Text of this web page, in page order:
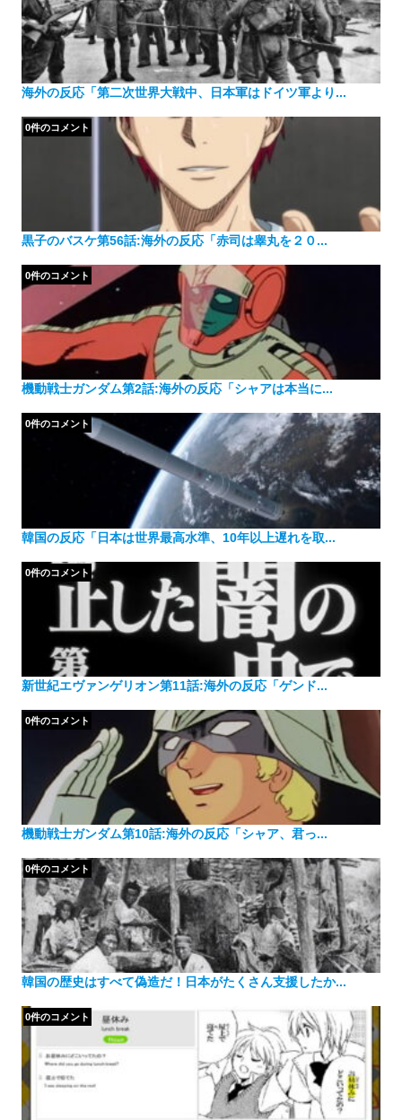
海外の反応「第二次世界大戦中、日本軍はドイツ軍より...
黒子のバスケ第56話:海外の反応「赤司は睾丸を２０...
0件のコメント
機動戦士ガンダム第2話:海外の反応「シャアは本当に...
0件のコメント
韓国の反応「日本は世界最高水準、10年以上遅れを取...
0件のコメント
新世紀エヴァンゲリオン第11話:海外の反応「ゲンド...
0件のコメント
機動戦士ガンダム第10話:海外の反応「シャア、君っ...
0件のコメント
韓国の歴史はすべて偽造だ！日本がたくさん支援したか...
0件のコメント
0件のコメント